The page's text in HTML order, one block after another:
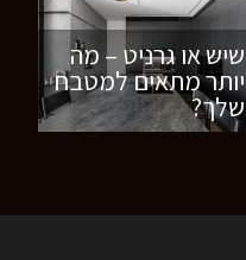
שיש או גרניט – מה
יותר מתאים למטבח
שלך?